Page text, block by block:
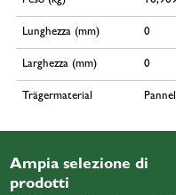
Lunghezza (mm) 0
Larghezza (mm) 0
Trägermaterial
Ampia selezione di
prodotti